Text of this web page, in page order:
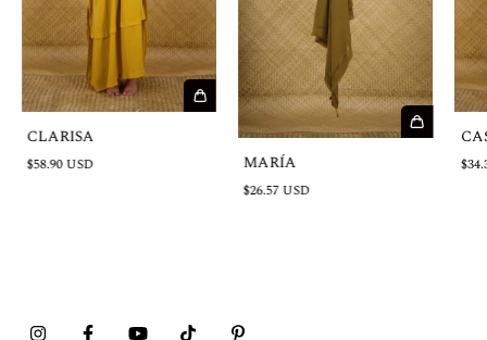
CLARISA
$58.90 USD MARÍA
$26.57 USD